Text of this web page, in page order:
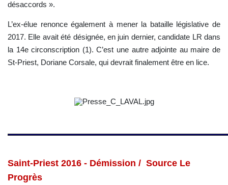
désaccords ».
L’ex-élue renonce également à mener la bataille législative de
2017. Elle avait été désignée, en juin dernier, candidate LR dans
la 14e circonscription (1). C’est une autre adjointe au maire de
St-Priest, Doriane Corsale, qui devrait finalement être en lice.
Saint-Priest 2016 - Démission / Source Le
Progrès